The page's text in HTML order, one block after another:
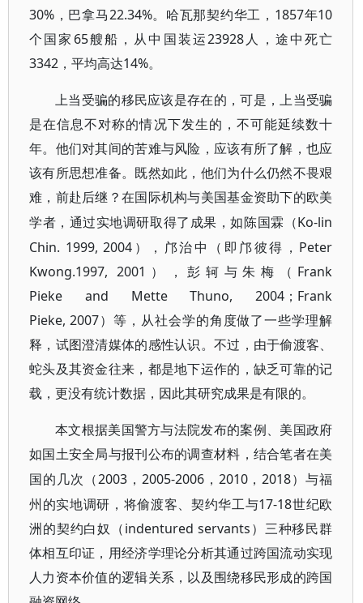
30%，巴拿马22.34%。哈瓦那契约华工，1857年10
个国家65艘船，从中国装运23928人，途中死亡
3342，平均高达14%。
上当受骗的移民应该是存在的，可是，上当受骗
是在信息不对称的情况下发生的，不可能延续数十
年。他们对其间的苦难与风险，应该有所了解，也应
该有所思想准备。既然如此，他们为什么仍然不畏艰
难，前赴后继？在国际机构与美国基金资助下的欧美
学者，通过实地调研取得了成果，如陈国霖（Ko-lin
Chin. 1999, 2004），邝治中（即邝彼得，Peter
Kwong.1997, 2001），彭轲与朱梅（Frank
Pieke and Mette Thuno, 2004；Frank
Pieke, 2007）等，从社会学的角度做了一些学理解
释，试图澄清媒体的感性认识。不过，由于偷渡客、
蛇头及其资金往来，都是地下运作的，缺乏可靠的记
载，更没有统计数据，因此其研究成果是有限的。
本文根据美国警方与法院发布的案例、美国政府
如国土安全局与报刊公布的调查材料，结合笔者在美
国的几次（2003，2005-2006，2010，2018）与福
州的实地调研，将偷渡客、契约华工与17-18世纪欧
洲的契约白奴（indentured servants）三种移民群
体相互印证，用经济学理论分析其通过跨国流动实现
人力资本价值的逻辑关系，以及围绕移民形成的跨国